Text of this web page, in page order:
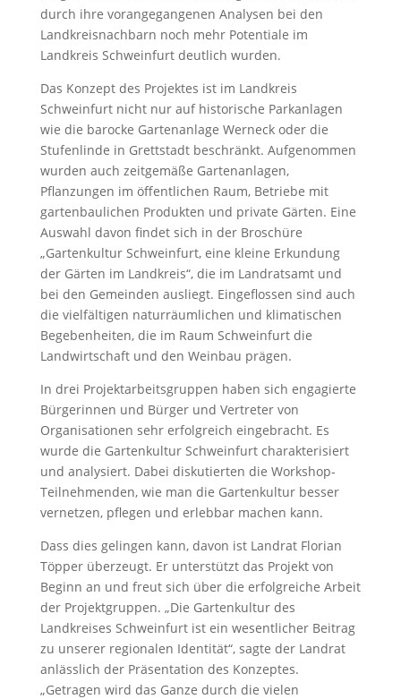
durch ihre vorangegangenen Analysen bei den
Landkreisnachbarn noch mehr Potentiale im
Landkreis Schweinfurt deutlich wurden.
Das Konzept des Projektes ist im Landkreis
Schweinfurt nicht nur auf historische Parkanlagen
wie die barocke Gartenanlage Werneck oder die
Stufenlinde in Grettstadt beschränkt. Aufgenommen
wurden auch zeitgemäße Gartenanlagen,
Pflanzungen im öffentlichen Raum, Betriebe mit
gartenbaulichen Produkten und private Gärten. Eine
Auswahl davon findet sich in der Broschüre
„Gartenkultur Schweinfurt, eine kleine Erkundung
der Gärten im Landkreis“, die im Landratsamt und
bei den Gemeinden ausliegt. Eingeflossen sind auch
die vielfältigen naturräumlichen und klimatischen
Begebenheiten, die im Raum Schweinfurt die
Landwirtschaft und den Weinbau prägen.
In drei Projektarbeitsgruppen haben sich engagierte
Bürgerinnen und Bürger und Vertreter von
Organisationen sehr erfolgreich eingebracht. Es
wurde die Gartenkultur Schweinfurt charakterisiert
und analysiert. Dabei diskutierten die Workshop-
Teilnehmenden, wie man die Gartenkultur besser
vernetzen, pflegen und erlebbar machen kann.
Dass dies gelingen kann, davon ist Landrat Florian
Töpper überzeugt. Er unterstützt das Projekt von
Beginn an und freut sich über die erfolgreiche Arbeit
der Projektgruppen. „Die Gartenkultur des
Landkreises Schweinfurt ist ein wesentlicher Beitrag
zu unserer regionalen Identität“, sagte der Landrat
anlässlich der Präsentation des Konzeptes.
„Getragen wird das Ganze durch die vielen